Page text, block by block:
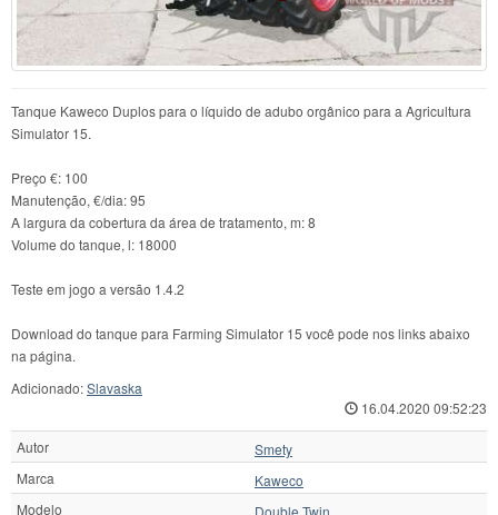
Tanque Kaweco Duplos para o líquido de adubo orgânico para a Agricultura
Simulator 15.
Preço €: 100
Manutenção, €/dia: 95
A largura da cobertura da área de tratamento, m: 8
Volume do tanque, l: 18000
Teste em jogo a versão 1.4.2
Download do tanque para Farming Simulator 15 você pode nos links abaixo
na página.
Adicionado:Slavaska
16.04.2020 09:52:23
Autor
Smety
Marca
Kaweco
Modelo
Double Twin